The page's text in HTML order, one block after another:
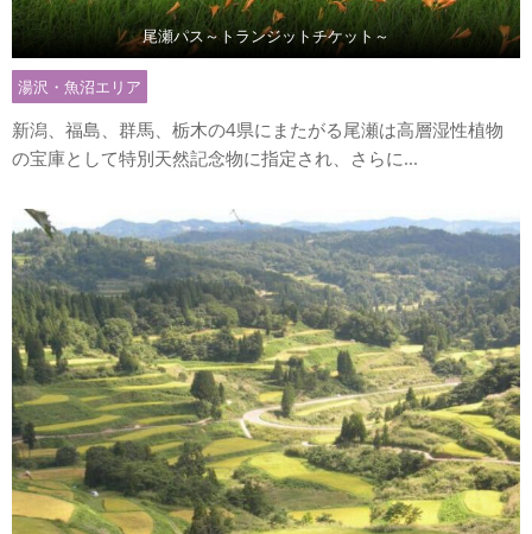
尾瀬パス～トランジットチケット～
湯沢・魚沼エリア
新潟、福島、群馬、栃木の4県にまたがる尾瀬は高層湿性植物
の宝庫として特別天然記念物に指定され、さらに...